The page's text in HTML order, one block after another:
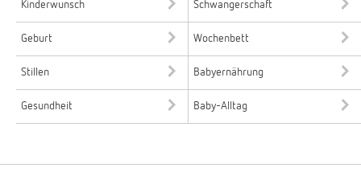
Kinderwunsch Schwangerschaft
Geburt Wochenbett
Stillen Babyernährung
Gesundheit Baby-Alltag